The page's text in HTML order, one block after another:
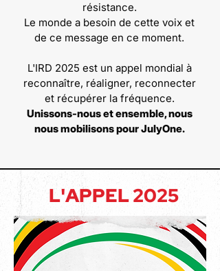
résistance.
Le monde a besoin de cette voix et
de ce message en ce moment.
L'IRD 2025 est un appel mondial à
reconnaître, réaligner, reconnecter
et récupérer la fréquence.
Unissons-nous et ensemble, nous
nous mobilisons pour JulyOne.
L'APPEL 2025